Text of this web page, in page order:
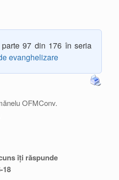
97 din 176 în seria
evanghelizare
OFMConv.
îți răspunde
18